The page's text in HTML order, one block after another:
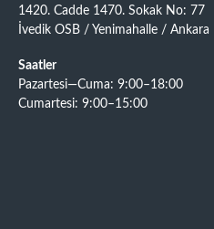
1420. Cadde 1470. Sokak No: 77
İvedik OSB / Yenimahalle / Ankara
Saatler
Pazartesi—Cuma: 9:00–18:00
Cumartesi: 9:00–15:00